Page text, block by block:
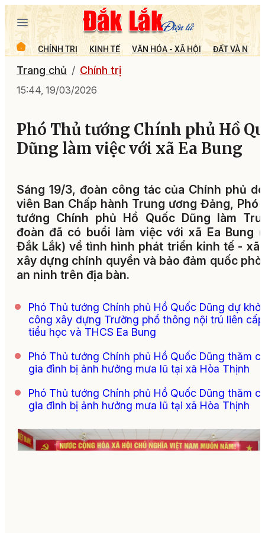
CHÍNH TRỊ KINH TẾ VĂN HÓA - XÃ HỘI ĐẤT VÀ
Trang chủ Chính trị
15:44, 19/03/2026
Phó Thủ tướng Chính phủ Hồ
Dũng làm việc với xã Ea Bung
Sáng 19/3, đoàn công tác của Chính phủ
viên Ban Chấp hành Trung ương Đảng, Phó
tướng Chính phủ Hồ Quốc Dũng làm
đoàn đã có buổi làm việc với xã Ea Bung
Đắk Lắk) về tình hình phát triển kinh tế - xã
xây dựng chính quyền và bảo đảm quốc
an ninh trên địa bàn.
Phó Thủ tướng Chính phủ Hồ Quốc Dũng dự khởi
công xây dựng Trường phổ thông nội trú liên cấp
tiểu học và THCS Ea Bung
Phó Thủ tướng Chính phủ Hồ Quốc Dũng thăm
gia đình bị ảnh hưởng mưa lũ tại xã Hòa Thịnh
Phó Thủ tướng Chính phủ Hồ Quốc Dũng thăm
gia đình bị ảnh hưởng mưa lũ tại xã Hòa Thịnh